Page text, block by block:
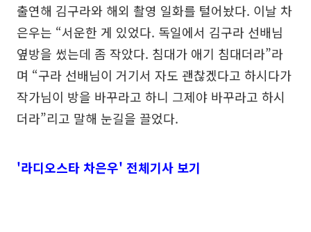
출연해 김구라와 해외 촬영 일화를 털어놨다. 이날 차
은우는 “서운한 게 있었다. 독일에서 김구라 선배님
옆방을 썼는데 좀 작았다. 침대가 애기 침대더라”라
며 “구라 선배님이 거기서 자도 괜찮겠다고 하시다가
작가님이 방을 바꾸라고 하니 그제야 바꾸라고 하시
더라”리고 말해 눈길을 끌었다.
'라디오스타 차은우' 전체기사 보기